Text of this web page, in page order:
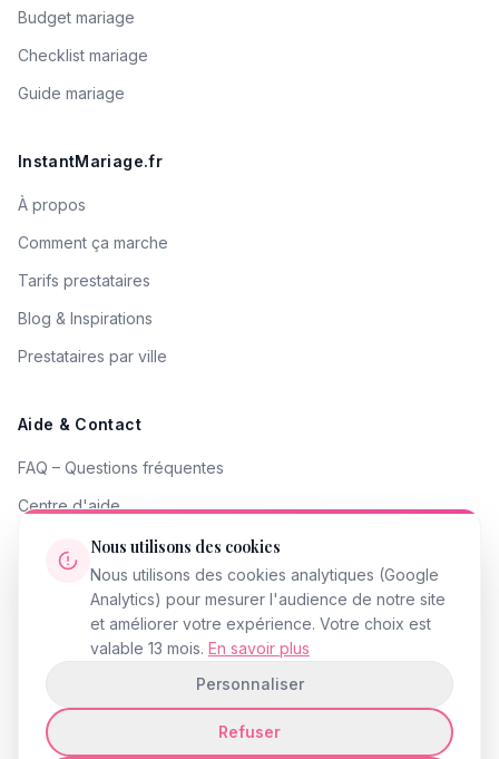
Budget mariage
Checklist mariage
Guide mariage
InstantMariage.fr
À propos
Comment ça marche
Tarifs prestataires
Blog & Inspirations
Prestataires par ville
Aide & Contact
FAQ – Questions fréquentes
Centre d'aide
Contacter le support
Signaler un problème
Devenir partenaire
© 2026 InstantMariage.fr · Tous droits réservés
Mentions légalesPolitique de confidentialitéCGUAccessibilité
Nous utilisons des cookies
Nous utilisons des cookies analytiques (Google
Analytics) pour mesurer l'audience de notre site
et améliorer votre expérience. Votre choix est
valable 13 mois. En savoir plus
Personnaliser
Refuser